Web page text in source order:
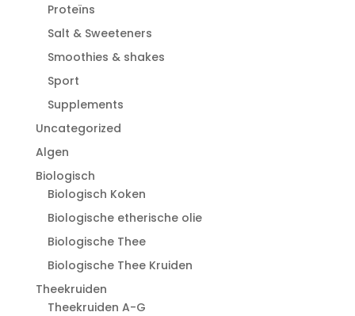
Proteïns
Salt & Sweeteners
Smoothies & shakes
Sport
Supplements
Uncategorized
Algen
Biologisch
Biologisch Koken
Biologische etherische olie
Biologische Thee
Biologische Thee Kruiden
Theekruiden
Theekruiden A-G